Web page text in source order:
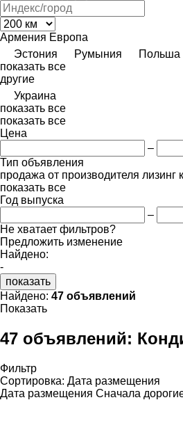
Армения Европа
Эстония
Румыния
Польша
показать все
другие
Украина
показать все
показать все
Цена
–
Тип объявления
продажа от производителя лизинг
показать все
Год выпуска
–
Не хватает фильтров?
Предложить изменение
Найдено:
-
показать
Найдено: 47 объявлений
Показать
47 объявлений:
Фильтр
Сортировка: Дата размещения
Дата размещения Сначала